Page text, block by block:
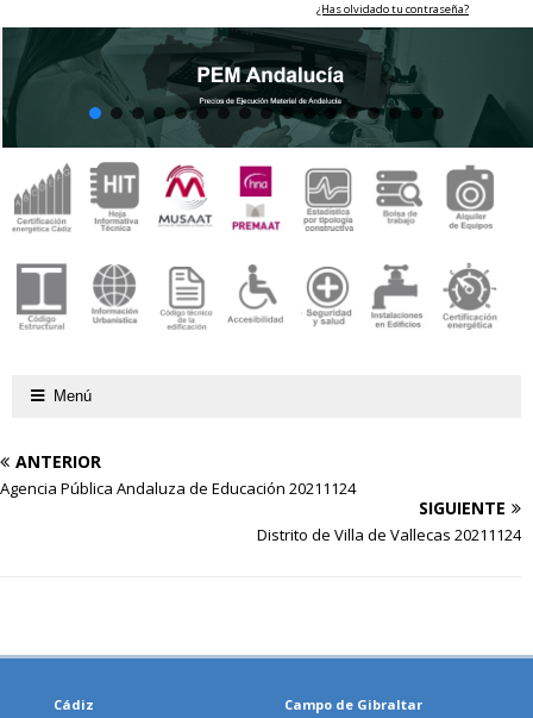
¿Has olvidado tu contraseña?
Menú
ANTERIOR
Agencia Pública Andaluza de Educación 20211124
SIGUIENTE
Distrito de Villa de Vallecas 20211124
Cádiz
Campo de Gibraltar